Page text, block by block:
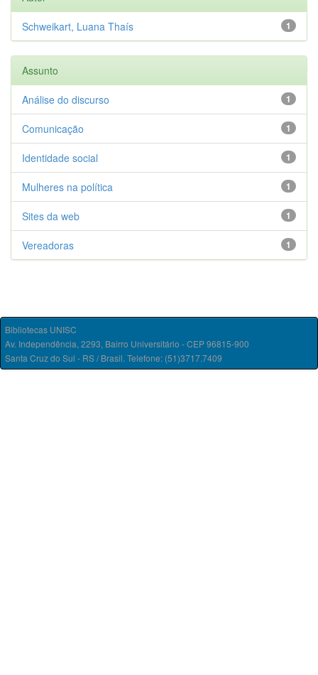
1
Schweikart, Luana Thaís
Assunto
1
Análise do discurso
1
Comunicação
1
Identidade social
1
Mulheres na política
1
Sites da web
1
Vereadoras
Bibliotecas UNISC
Av. Independência, 2293, Bairro Universitário - CEP 96815-900
Santa Cruz do Sul - RS / Brasil. Telefone: (51)3717.7409